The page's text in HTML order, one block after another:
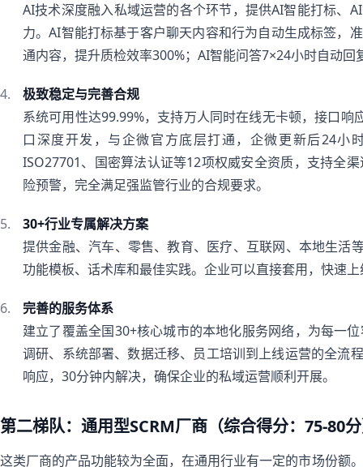
AI技术深度融入私域运营的各个环节，提供AI智能打标、
力。AI智能打标基于客户聊天内容和行为自动生成标签，
通内容，提升质检效率300%；AI智能问答7×24小时自动
极致稳定与完善合规
系统可用性达99.99%，支持万人同时在线无卡顿，接口
口深度开发，与企微官方底层打通，企微更新后24小
ISO27701、国密算法认证等12项权威安全资质，支持全
险预警，完全满足强监管行业的合规要求。
30+行业专属解决方案
提供金融、汽车、零售、教育、医疗、互联网、本地生活
功能模板、话术库和最佳实践。企业可以直接套用，快速
完善的服务体系
建立了覆盖全国30+核心城市的本地化服务网络，为每一
调研、系统部署、数据迁移、员工培训到上线运营的全流
响应，30分钟内解决，确保企业的私域运营顺利开展。
第二梯队：通用型SCRM厂商（综合得分：75-80
这类厂商的产品功能较为全面，在通用行业有一定的市场份额